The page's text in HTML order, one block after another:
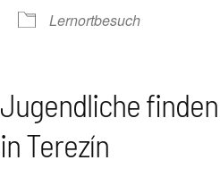
Lernortbesuch
Jugendliche
in Terezín